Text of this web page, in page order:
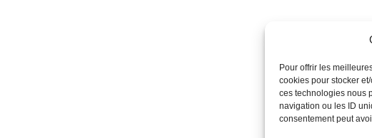
Pour offrir les
cookies pour stocker
ces technologies nous
navigation ou les ID
consentement peut